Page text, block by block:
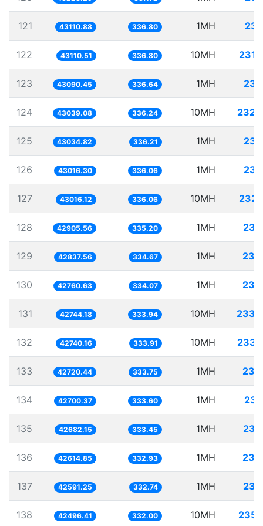
121 43110.88 336.80 1MH
122 43110.51 336.80 10MH
123 43090.45 336.64 1MH
124 43039.08 336.24 10MH
125 43034.82 336.21 1MH
126 43016.30 336.06 1MH
127 43016.12 336.06 10MH
128 42905.56 335.20 1MH
129 42837.56 334.67 1MH
130 42760.63 334.07 1MH
131 42744.18 333.94 10MH
132 42740.16 333.91 10MH
133 42720.44 333.75 1MH
134 42700.37 333.60 1MH
135 42682.15 333.45 1MH
136 42614.85 332.93 1MH
137 42591.25 332.74 1MH
138 42496.41 332.00 10MH